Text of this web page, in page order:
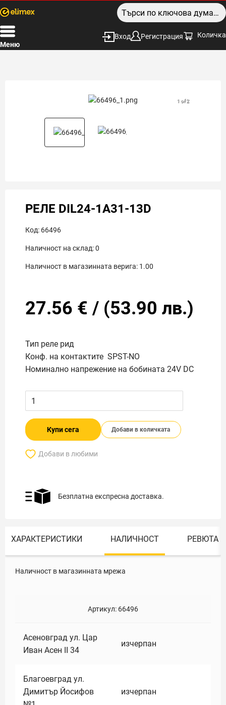
Меню
Вход Регистрация Количка
1 of 2
РЕЛЕ DIL24-1A31-13D
Код: 66496
Наличност на склад:0
Наличност в магазинната верига: 1.00
27.56 € / (53.90 лв.)
Тип реле рид
Конф. на контактите SPST-NO
Номинално напрежение на бобината 24V DC
Купи сега Добави в количката
Добави в любими
Безплатна експресна доставка.
ХАРАКТЕРИСТИКИ НАЛИЧНОСТ РЕВЮТА
Наличност в магазинната мрежа
Артикул: 66496
Асеновград ул. Цар
Иван Асен II 34
изчерпан
Благоевград ул.
Димитър Йосифов
изчерпан